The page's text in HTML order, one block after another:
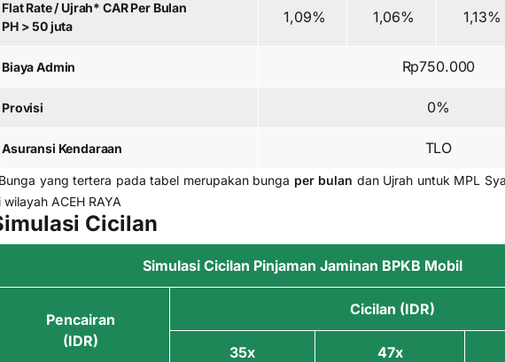
Flat Rate / Ujrah* CAR Per Bulan
PH > 50 juta
1,09% 1,06% 1,13%
Biaya Admin Rp750.000
Provisi 0%
Asuransi Kendaraan TLO
yang tertera pada tabel merupakan bunga per bulan dan Ujrah untuk MPL
wilayah ACEH RAYA
Cicilan
Simulasi Cicilan Pinjaman Jaminan BPKB Mobil
Pencairan
(IDR)
Cicilan (IDR)
35x 47x